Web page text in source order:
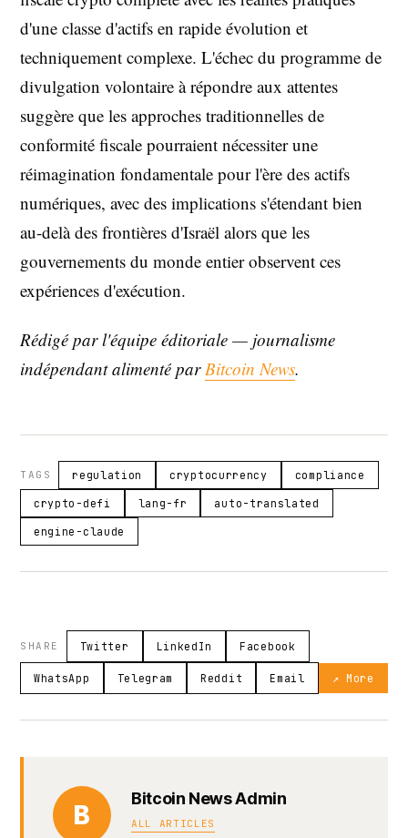
d'une classe d'actifs en rapide évolution et
techniquement complexe. L'échec du programme de
divulgation volontaire à répondre aux attentes
suggère que les approches traditionnelles de
conformité fiscale pourraient nécessiter une
réimagination fondamentale pour l'ère des actifs
numériques, avec des implications s'étendant bien
au-delà des frontières d'Israël alors que les
gouvernements du monde entier observent ces
expériences d'exécution.
Rédigé par l'équipe éditoriale — journalisme
indépendant alimenté parBitcoin News.
TAGS regulation cryptocurrency compliance
crypto-defi lang-fr auto-translated
engine-claude
SHARE Twitter LinkedIn Facebook
WhatsApp Telegram Reddit Email ↗ More
B
Bitcoin News Admin
ALL ARTICLES